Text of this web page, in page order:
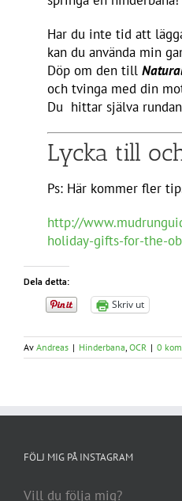
Har du inte tid att
kan du använda min
Döp om den till
och tvinga med din
Du hittar själva
Lycka till
Ps: Här kommer fler
http://
holiday-gifts-for-the-
Dela detta:
Skriv ut
Av Andreas | Hinderbana OCR | 0
FÖLJ MIG PÅ INSTAGRAM
Vill du följa mig?